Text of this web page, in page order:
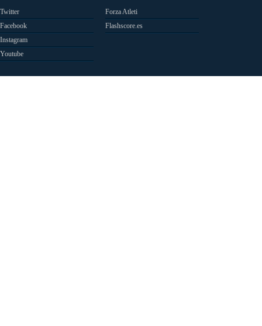
Twitter
Facebook
Instagram
Youtube
Forza Atleti
Flashscore.es